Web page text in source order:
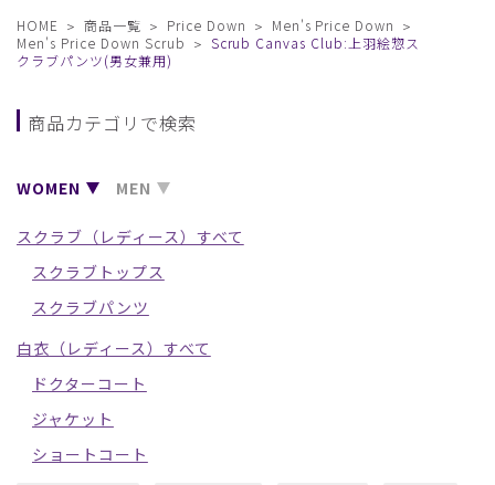
HOME 商品一覧 Price Down
Men's Price Down
Men's Price Down Scrub
Scrub Canvas Club:上羽絵惣ス
クラブパンツ(男女兼用)
商品カテゴリで検索
WOMEN MEN
スクラブ（レディース）すべて
スクラブトップス
スクラブパンツ
白衣（レディース）すべて
ドクターコート
ジャケット
ショートコート